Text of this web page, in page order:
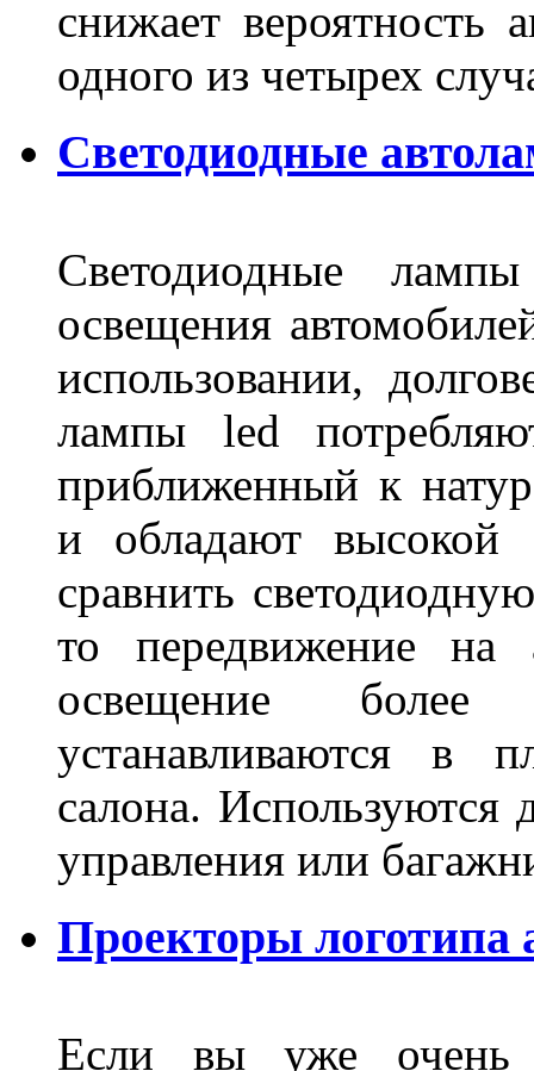
снижает вероятность
одного из четырех
Светодиодные
Светодиодные
освещения
использовании,
лампы led
приближенный к
и обладают высокой
сравнить
то передвижение
освещение
устанавливаются в
салона. Используются
управления или
Проекторы логотипа
Если вы уже очень